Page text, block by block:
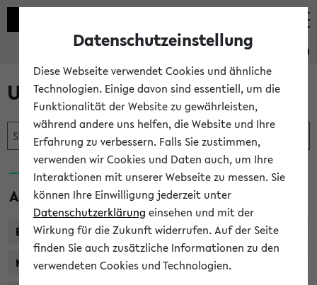
Studieninformation
Unser Studienangebot
Abschlüsse
Bachelor
Master of Arts / Science
Datenschutzeinstellung
Diese Webseite verwendet Cookies und ähnliche
Technologien. Einige davon sind essentiell, um die
Funktionalität der Website zu gewährleisten,
während andere uns helfen, die Website und Ihre
Erfahrung zu verbessern. Falls Sie zustimmen,
verwenden wir Cookies und Daten auch, um Ihre
Interaktionen mit unserer Webseite zu messen. Sie
können Ihre Einwilligung jederzeit unter
Datenschutzerklärung einsehen und mit der
Wirkung für die Zukunft widerrufen. Auf der Seite
finden Sie auch zusätzliche Informationen zu den
verwendeten Cookies und Technologien.